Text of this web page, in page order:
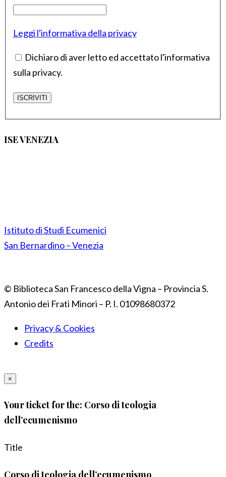
Leggi l'informativa della privacy
Dichiaro di aver letto ed accettato l'informativa
sulla privacy.
ISE VENEZIA
Istituto di Studi Ecumenici
San Bernardino – Venezia
© Biblioteca San Francesco della Vigna – Provincia S.
Antonio dei Frati Minori – P. I. 01098680372
Privacy & Cookies
Credits
×
Your ticket for the: Corso di teologia
dell’ecumenismo
Title
Corso di teologia dell’ecumenismo